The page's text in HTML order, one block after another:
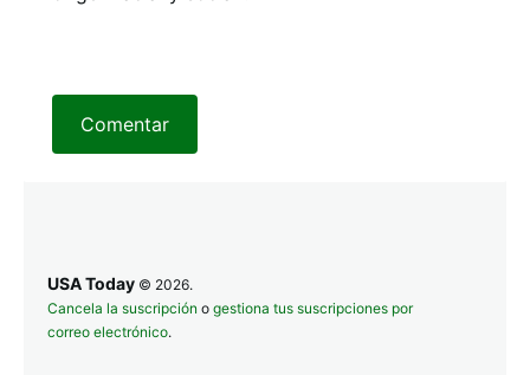
Comentar
USA Today © 2026.
Cancela la suscripción o gestiona tus suscripciones por
correo electrónico.